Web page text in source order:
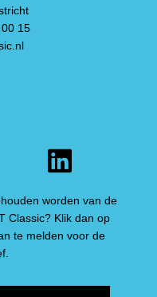
15
worden van de
Classic? Klik dan op
te melden voor de